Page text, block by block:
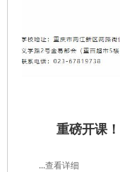
重磅开课
...查看详细